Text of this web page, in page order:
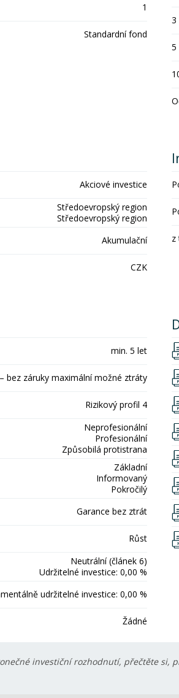
1
Standardní fond
3
5
Akciové investice
Středoevropský region
Středoevropský region
Akumulační
CZK
z
min. 5 let
bez záruky maximální možné ztráty
Rizikový profil 4
Neprofesionální
Profesionální
Způsobilá protistrana
Základní
Informovaný
Pokročilý
Garance bez ztrát
Růst
Neutrální (článek 6)
Udržitelné investice: 0,00 %
udržitelné investice: 0,00 %
Žádné
investiční rozhodnutí, přečtěte